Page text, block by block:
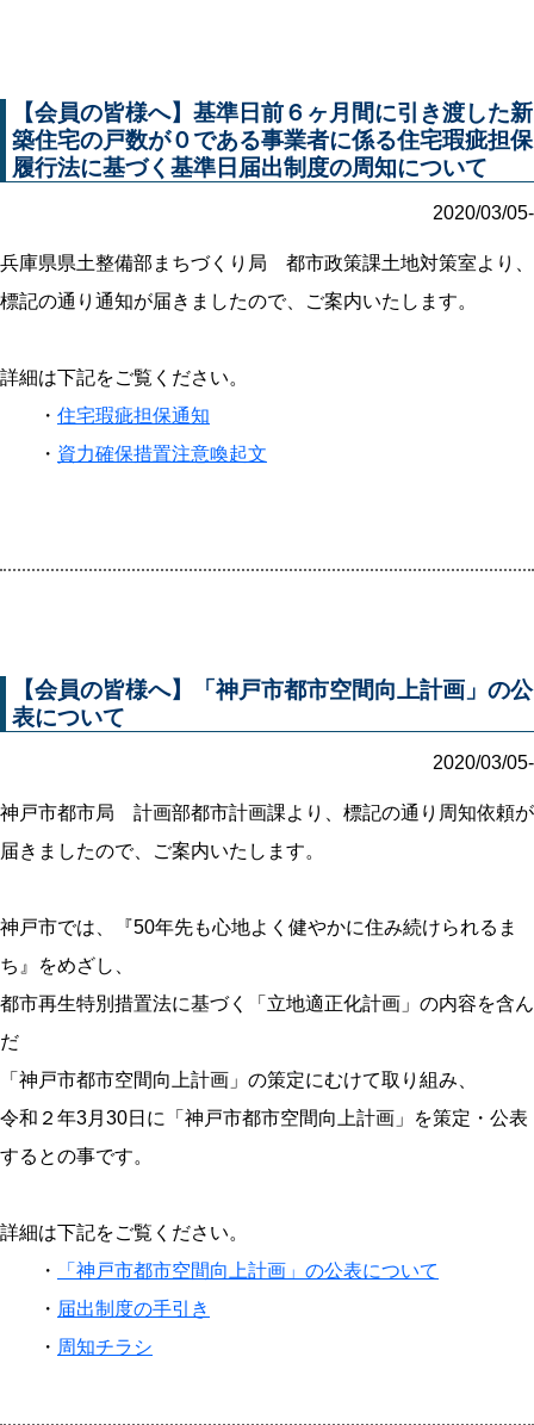
【会員の皆様へ】基準日前６ヶ月間に引き渡した新
築住宅の戸数が０である事業者に係る住宅瑕疵担保
履行法に基づく基準日届出制度の周知について
2020/03/05-
兵庫県県土整備部まちづくり局 都市政策課土地対策室より、
標記の通り通知が届きましたので、ご案内いたします。
詳細は下記をご覧ください。
・ 住宅瑕疵担保通知
・ 資力確保措置注意喚起文
【会員の皆様へ】「神戸市都市空間向上計画」の公
表について
2020/03/05-
神戸市都市局 計画部都市計画課より、標記の通り周知依頼が
届きましたので、ご案内いたします。
神戸市では、『50年先も心地よく健やかに住み続けられるま
ち』をめざし、
都市再生特別措置法に基づく「立地適正化計画」の内容を含ん
だ
「神戸市都市空間向上計画」の策定にむけて取り組み、
令和２年3月30日に「神戸市都市空間向上計画」を策定・公表
するとの事です。
詳細は下記をご覧ください。
・
「神戸市都市空間向上計画」の公表について
・ 届出制度の手引き
・ 周知チラシ